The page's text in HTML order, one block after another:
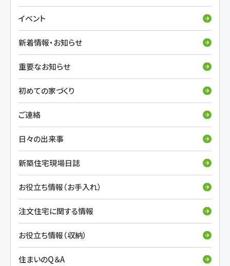
イベント
新着情報・お知らせ
重要なお知らせ
初めての家づくり
ご連絡
日々の出来事
新築住宅現場日誌
お役立ち情報（お手入れ）
注文住宅に関する情報
お役立ち情報（収納）
住まいのQ＆A